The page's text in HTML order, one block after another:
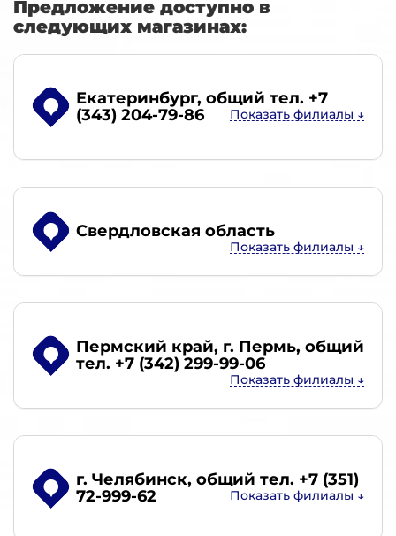
Предложение доступно в
следующих магазинах:
Екатеринбург, общий тел. +7
(343) 204-79-86
Свердловская область
Пермский край, г. Пермь, общий
тел. +7 (342) 299-99-06
г. Челябинск, общий тел. +7 (351)
72-999-62